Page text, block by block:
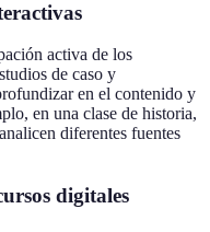
activa de los
de caso y
en el contenido y
en una clase de historia,
diferentes fuentes
digitales